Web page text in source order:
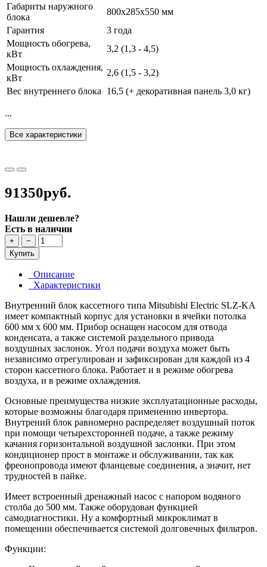
Габариты наружного
блока
800x285x550 мм
Гарантия
3 года
Мощность обогрева,
кВт
3,2 (1,3 - 4,5)
Мощность охлаждения,
кВт
2,6 (1,5 - 3,2)
Вес внутреннего блока
16,5 (+ декоративная панель 3,0 кг)
...
Все характеристики
91350руб.
Нашли дешевле?
Есть в наличии
+
−
Купить
Описание
Характеристики
Внутренний блок кассетного типа Mitsubishi Electric SLZ-KA
имеет компактный корпус для установки в ячейки потолка
600 мм х 600 мм. Прибор оснащен насосом для отвода
конденсата, а также системой раздельного привода
воздушных заслонок. Угол подачи воздуха может быть
независимо отрегулирован и зафиксирован для каждой из 4
сторон кассетного блока. Работает и в режиме обогрева
воздуха, и в режиме охлаждения.
Основные преимущества низкие эксплуатационные расходы,
которые возможны благодаря применению инвертора.
Внутрений блок равномерно распределяет воздушный поток
при помощи четырехсторонней подаче, а также режиму
качания горизонтальной воздушной заслонки. При этом
кондиционер прост в монтаже и обслуживании, так как
фреонопровода имеют фланцевые соединения, а значит, нет
трудностей в пайке.
Имеет встроенный дренажный насос с напором водяного
столба до 500 мм. Также оборудован функцией
самодиагностики. Ну а комфортный микроклимат в
помещении обеспечивается системой долговечных фильтров.
Функции: